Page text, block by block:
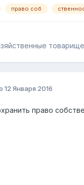
право соб
12 Января 2016
право